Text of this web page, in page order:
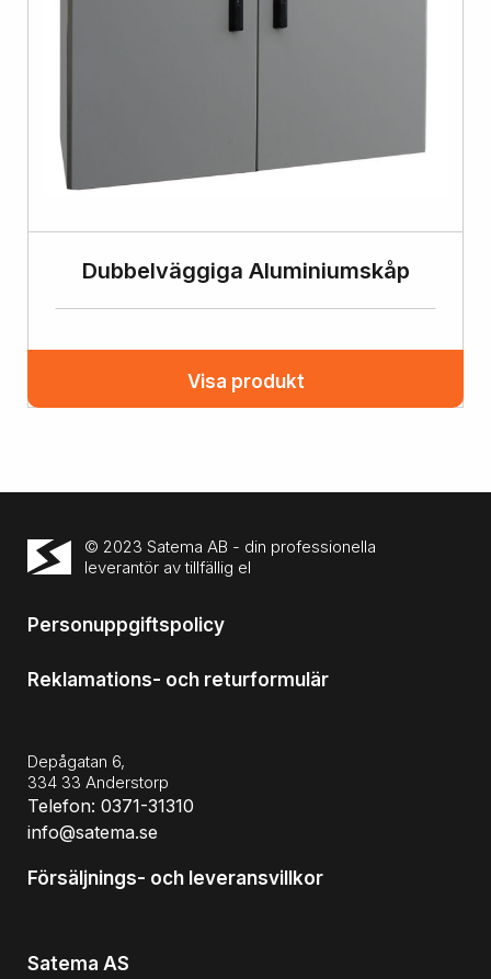
Dubbelväggiga Aluminiumskåp
Visa produkt
© 2023 Satema AB - din professionella
leverantör av tillfällig el
Personuppgiftspolicy
Reklamations- och returformulär
Depågatan 6,
334 33 Anderstorp
Telefon: 0371-31310
info@satema.se
Försäljnings- och leveransvillkor
Satema AS